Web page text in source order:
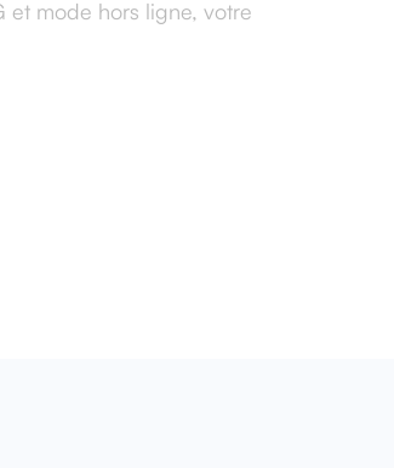
et mode hors ligne, votre